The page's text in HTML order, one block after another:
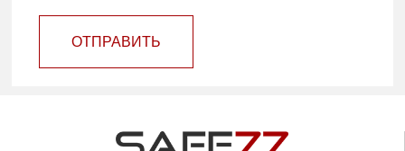
ОТПРАВИТЬ